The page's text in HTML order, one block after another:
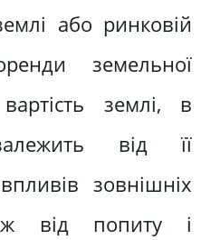
або ринковій
земельної
землі, в
від її
зовнішніх
від попиту і